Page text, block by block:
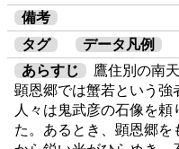
備考
タグ
データ凡例
あらすじ
鷹住別の南
顕恩郷では蟹若という強
人々は鬼武彦の石像を
た。あるとき、顕恩郷を